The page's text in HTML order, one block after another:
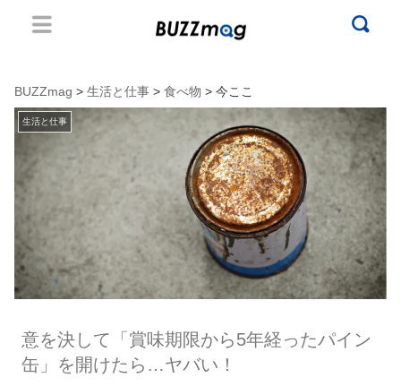
BUZZmag > 生活と仕事 > 食べ物 > 今ここ
生活と仕事
意を決して「賞味期限から5年経ったパイン
缶」を開けたら…ヤバい！